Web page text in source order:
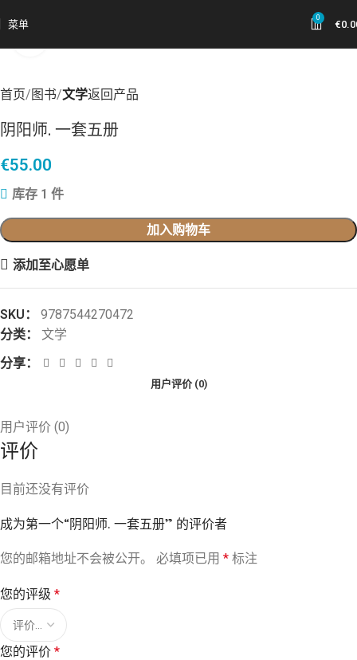
菜单
0
€
首页 图书 文学返回产品
阴阳师. 一套五册
€55.00
库存 1 件
加入购物车
添加至心愿单
SKU： 9787544270472
分类：
文学
分享：
用户评价 (0)
用户评价 (0)
评价
目前还没有评价
成为第一个“阴阳师. 一套五册” 的评价者
您的邮箱地址不会被公开。 必填项已用 * 标注
您的评级 *
您的评价 *